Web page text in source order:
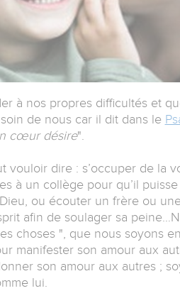
à nos propres difficultés et
de nous car il dit dans le
cœur désire".
vouloir dire : s’occuper de la
à un collège pour qu’il
ou écouter un frère ou
afin de soulager sa
choses ", que nous soyons
manifester son amour aux
son amour aux autres ;
lui.